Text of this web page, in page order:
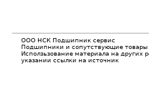
ООО НСК Подшипник сервис
Подшипники и сопутствующие товары
Исползьзование материала на других
указании ссылки на источник